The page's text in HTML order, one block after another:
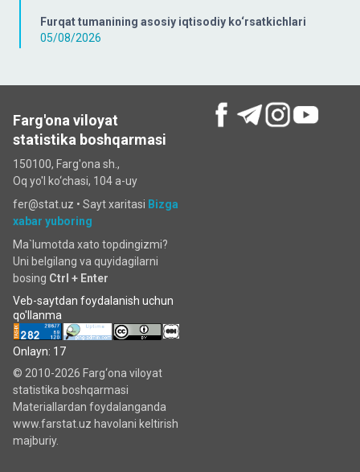
Furqat tumanining asosiy iqtisodiy ko‘rsatkichlari
05/08/2026
Farg'ona viloyat
statistika boshqarmasi
150100, Farg'ona sh.,
Oq yo'l ko‘chаsi, 104 a-uy
fer@stat.uz • Sayt xaritasi Bizga
xabar yuboring
Ma`lumotda xato topdingizmi?
Uni belgilang va quyidagilarni
bosing Ctrl + Enter
Veb-saytdan foydalanish uchun
qo'llanma
Onlayn: 17
© 2010-2026 Farg‘ona viloyat
statistika boshqarmasi
Materiallardan foydalanganda
www.farstat.uz havolani keltirish
majburiy.